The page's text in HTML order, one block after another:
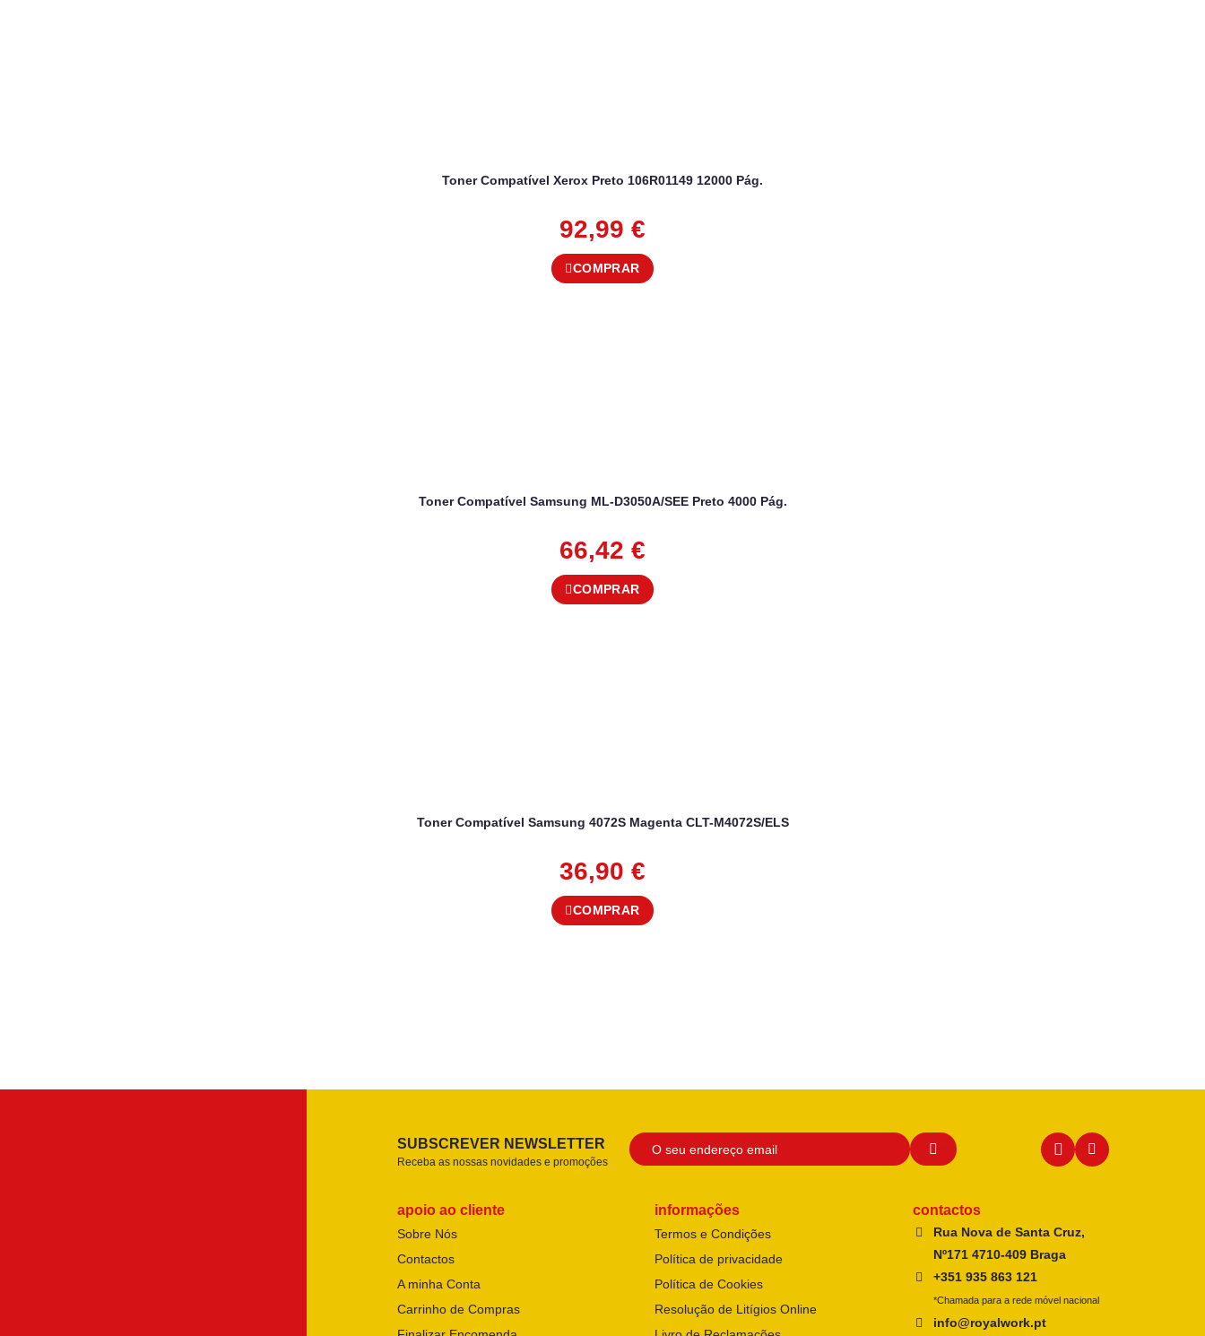
Toner Compatível Xerox Preto 106R01149 12000 Pág.
92,99 €
COMPRAR
Toner Compatível Samsung ML-D3050A/SEE Preto 4000 Pág.
66,42 €
COMPRAR
Toner Compatível Samsung 4072S Magenta CLT-M4072S/ELS
36,90 €
COMPRAR
SUBSCREVER NEWSLETTER
Receba as nossas novidades e promoções
apoio ao cliente
Sobre Nós
Contactos
A minha Conta
Carrinho de Compras
informações
Termos e Condições
Política de privacidade
Política de Cookies
Resolução de Litígios Online
contactos
Rua Nova de Santa Cruz,
Nº171 4710-409 Braga
+351 935 863 121
*Chamada para a rede móvel nacional
info@royalwork.pt